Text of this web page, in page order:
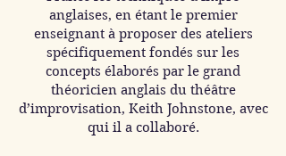
anglaises, en étant le premier
enseignant à proposer des ateliers
spécifiquement fondés sur les
concepts élaborés par le grand
théoricien anglais du théâtre
d’improvisation, Keith Johnstone, avec
qui il a collaboré.